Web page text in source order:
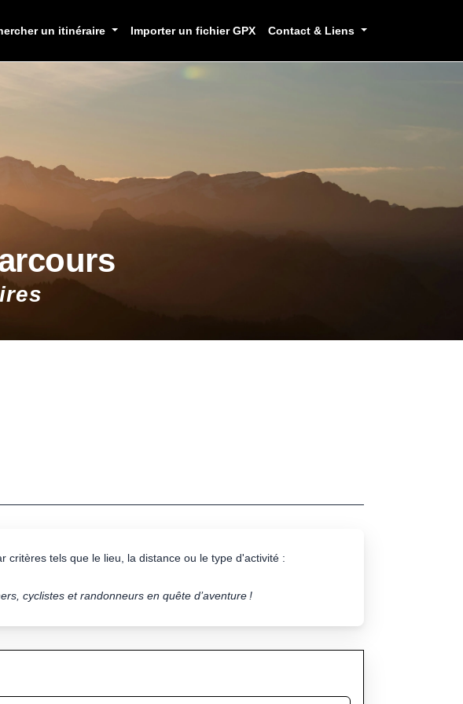
un itinéraire Importer un fichier GPX Contact & Liens
tels que le lieu, la distance ou le type d'activité :
cyclistes et randonneurs en quête d’aventure !